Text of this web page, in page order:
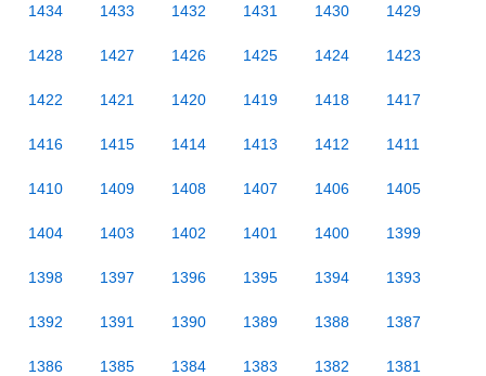
1434 1433 1432 1431 1430 1429
1428 1427 1426 1425 1424 1423
1422 1421 1420 1419 1418 1417
1416 1415 1414 1413 1412 1411
1410 1409 1408 1407 1406 1405
1404 1403 1402 1401 1400 1399
1398 1397 1396 1395 1394 1393
1392 1391 1390 1389 1388 1387
1386 1385 1384 1383 1382 1381